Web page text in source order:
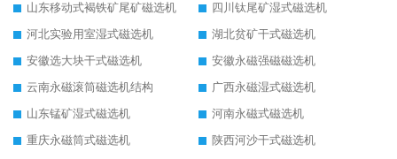
山东移动式褐铁矿尾矿磁选机
四川钛尾矿湿式磁选机
河北实验用室湿式磁选机
湖北贫矿干式磁选机
安徽选大块干式磁选机
安徽永磁强磁磁选机
云南永磁滚筒磁选机结构
广西永磁湿式磁选机
山东锰矿湿式磁选机
河南永磁式磁选机
重庆永磁筒式磁选机
陕西河沙干式磁选机